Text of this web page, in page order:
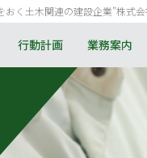
く土木関連の建設企業”株式
行動計画 業務案内